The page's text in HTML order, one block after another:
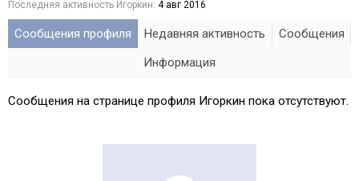
Последняя активность Игоркин: 4 авг 2016
Сообщения профиля Недавняя активность
Сообщения
Информация
Сообщения на странице профиля Игоркин пока отсутствуют.